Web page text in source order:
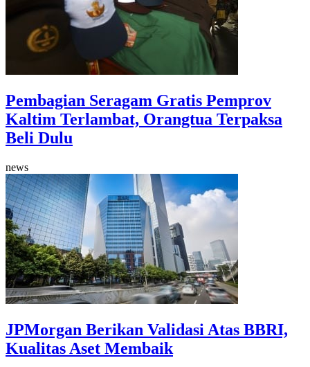
Pembagian Seragam Gratis Pemprov
Kaltim Terlambat, Orangtua Terpaksa
Beli Dulu
news
JPMorgan Berikan Validasi Atas BBRI,
Kualitas Aset Membaik